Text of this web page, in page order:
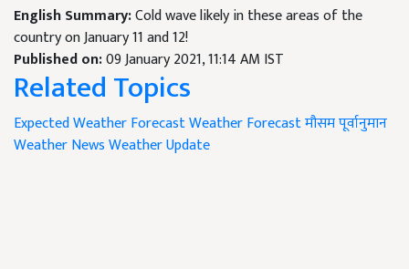
English Summary:Cold wave likely in these areas of the
country on January 11 and 12!
Published on:09 January 2021, 11:14 AM IST
Related Topics
Expected Weather ForecastWeather Forecastमौसम पूर्वानुमान
Weather NewsWeather Update